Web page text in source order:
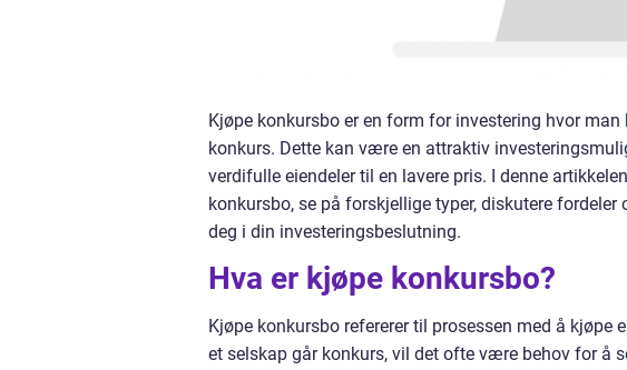
Kjøpe konkursbo er en form for investering hvor
konkurs. Dette kan være en attraktiv
verdifulle eiendeler til en lavere pris. I denne
konkursbo, se på forskjellige typer, diskutere
deg i din investeringsbeslutning.
Hva er kjøpe konkursbo?
Kjøpe konkursbo refererer til prosessen med å
et selskap går konkurs, vil det ofte være behov for å